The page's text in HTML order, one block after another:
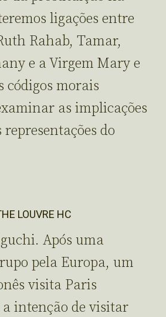
ligações entre
Rahab, Tamar,
e a Virgem Mary e
códigos morais
as implicações
do
LOUVRE HC
Após uma
pela Europa, um
visita Paris
intenção de visitar